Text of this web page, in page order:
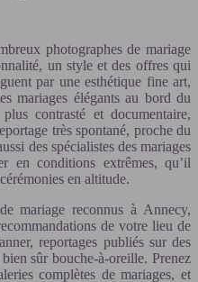
photographes de mariage
un style et des offres qui
par une esthétique fine art,
mariages élégants au bord du
contrasté et documentaire,
très spontané, proche du
des spécialistes des mariages
en conditions extrêmes, qu’il
en altitude.
mariage reconnus à Annecy,
de votre lieu de
reportages publiés sur des
sûr bouche-à-oreille. Prenez
complètes de mariages, et